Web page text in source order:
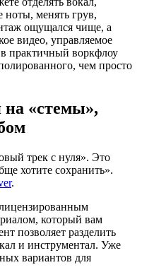
ноты, менять грув,
ощущался чище, а
видео, управляемое
практичный воркфлоу
чем просто
на «стемы»,
трек с нуля». Это
хотите сохранить».
.
который вам
позволяет разделить
и инструментал. Уже
вариантов для